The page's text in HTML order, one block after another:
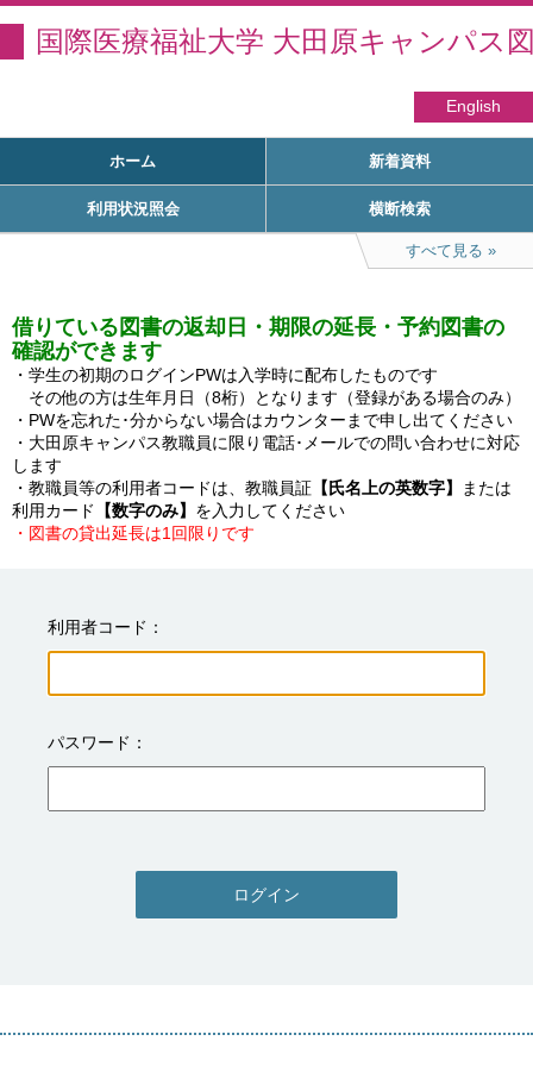
国際医療福祉大学 大田原キャンパス
English
ホーム 新着資料
利用状況照会 横断検索
すべて見る
借りている図書の返却日・期限の延長・予約図書の
確認ができます
・学生の初期のログインPWは入学時に配布したものです
その他の方は生年月日（8桁）となります（登録がある場合のみ）
・PWを忘れた･分からない場合はカウンターまで申し出てください
・大田原キャンパス教職員に限り電話･メールでの問い合わせに対応
します
・教職員等の利用者コードは、教職員証 【氏名上の英数字】
または
利用カード
【数字のみ】
・図書の貸出延長は1回限りです
利用者コード
パスワード
ログイン